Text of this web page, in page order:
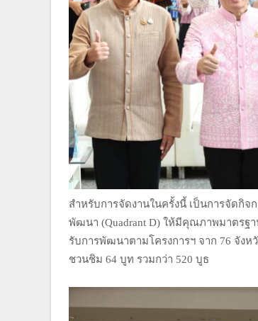
สำหรับการจัดงานในครั้งนี้ เป็นการจัดกิ
พัฒนา (Quadrant D) ให้มีคุณภาพมาตรฐ
รับการพัฒนาตามโครงการฯ จาก 76 จัง
ชวนชิม 64 บูท รวมกว่า 520 บูธ